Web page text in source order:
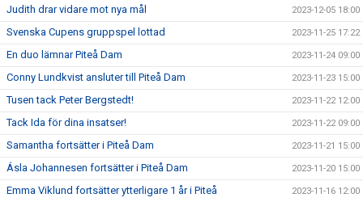
Judith drar vidare mot nya mål 2023-12-05 18:00
Svenska Cupens gruppspel lottad 2023-11-25 17:22
En duo lämnar Piteå Dam 2023-11-24 09:00
Conny Lundkvist ansluter till Piteå Dam 2023-11-23 15:00
Tusen tack Peter Bergstedt! 2023-11-22 12:00
Tack Ida för dina insatser! 2023-11-22 09:00
Samantha fortsätter i Piteå Dam 2023-11-21 15:00
Ásla Johannesen fortsätter i Piteå Dam 2023-11-20 15:00
Emma Viklund fortsätter ytterligare 1 år i Piteå 2023-11-16 12:00